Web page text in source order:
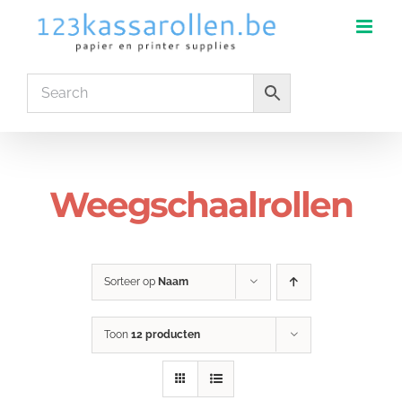
Weegschaalrollen
Sorteer op Naam
Toon 12 producten